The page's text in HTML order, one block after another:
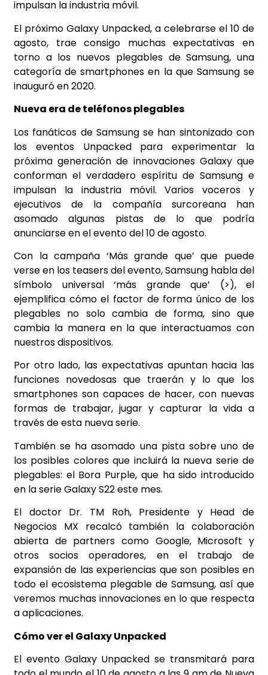
impulsan la industria móvil.
El próximo Galaxy Unpacked, a celebrarse el 10 de
agosto, trae consigo muchas expectativas en
torno a los nuevos plegables de Samsung, una
categoría de smartphones en la que Samsung se
inauguró en 2020.
Nueva era de teléfonos plegables
Los fanáticos de Samsung se han sintonizado con
los eventos Unpacked para experimentar la
próxima generación de innovaciones Galaxy que
conforman el verdadero espíritu de Samsung e
impulsan la industria móvil. Varios voceros y
ejecutivos de la compañía surcoreana han
asomado algunas pistas de lo que podría
anunciarse en el evento del 10 de agosto.
Con la campaña ‘Más grande que’ que puede
verse en los teasers del evento, Samsung habla del
símbolo universal ‘más grande que’ (>), el
ejemplifica cómo el factor de forma único de los
plegables no solo cambia de forma, sino que
cambia la manera en la que interactuamos con
nuestros dispositivos.
Por otro lado, las expectativas apuntan hacia las
funciones novedosas que traerán y lo que los
smartphones son capaces de hacer, con nuevas
formas de trabajar, jugar y capturar la vida a
través de esta nueva serie.
También se ha asomado una pista sobre uno de
los posibles colores que incluirá la nueva serie de
plegables: el Bora Purple, que ha sido introducido
en la serie Galaxy S22 este mes.
El doctor Dr. TM Roh, Presidente y Head de
Negocios MX recalcó también la colaboración
abierta de partners como Google, Microsoft y
otros socios operadores, en el trabajo de
expansión de las experiencias que son posibles en
todo el ecosistema plegable de Samsung, así que
veremos muchas innovaciones en lo que respecta
a aplicaciones.
Cómo ver el Galaxy Unpacked
El evento Galaxy Unpacked se transmitará para